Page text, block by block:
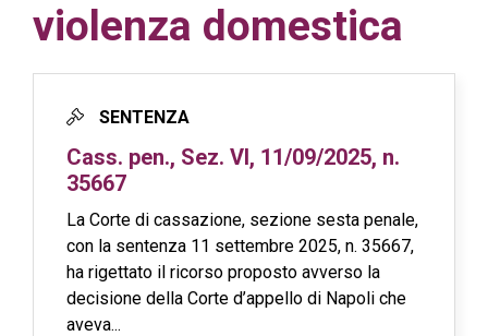
o
violenza domestica
SENTENZA
Cass. pen., Sez. VI, 11/09/2025, n.
35667
La Corte di cassazione, sezione sesta penale,
con la sentenza 11 settembre 2025, n. 35667,
ha rigettato il ricorso proposto avverso la
decisione della Corte d’appello di Napoli che
aveva...